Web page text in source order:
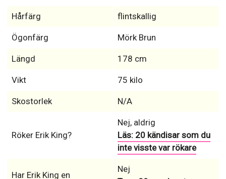
Hårfärg flintskallig
Ögonfärg Mörk Brun
Längd 178 cm
Vikt 75 kilo
Skostorlek N/A
Röker Erik King?
Nej, aldrig
Läs: 20 kändisar som du
inte visste var rökare
Har Erik King en
Nej